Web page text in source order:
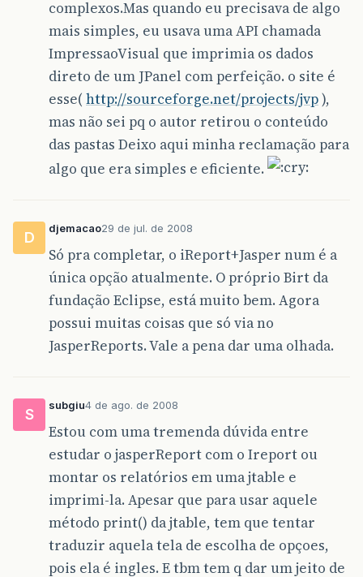
complexos.Mas quando eu precisava de algo
mais simples, eu usava uma API chamada
ImpressaoVisual que imprimia os dados
direto de um JPanel com perfeição. o site é
esse( http://sourceforge.net/projects/jvp),
mas não sei pq o autor retirou o conteúdo
das pastas Deixo aqui minha reclamação para
algo que era simples e eficiente.
D
djemacao29 de jul. de 2008
Só pra completar, o iReport+Jasper num é a
única opção atualmente. O próprio Birt da
fundação Eclipse, está muito bem. Agora
possui muitas coisas que só via no
JasperReports. Vale a pena dar uma olhada.
S
subgiu4 de ago. de 2008
Estou com uma tremenda dúvida entre
estudar o jasperReport com o Ireport ou
montar os relatórios em uma jtable e
imprimi-la. Apesar que para usar aquele
método print() da jtable, tem que tentar
traduzir aquela tela de escolha de opçoes,
pois ela é ingles. E tbm tem q dar um jeito de